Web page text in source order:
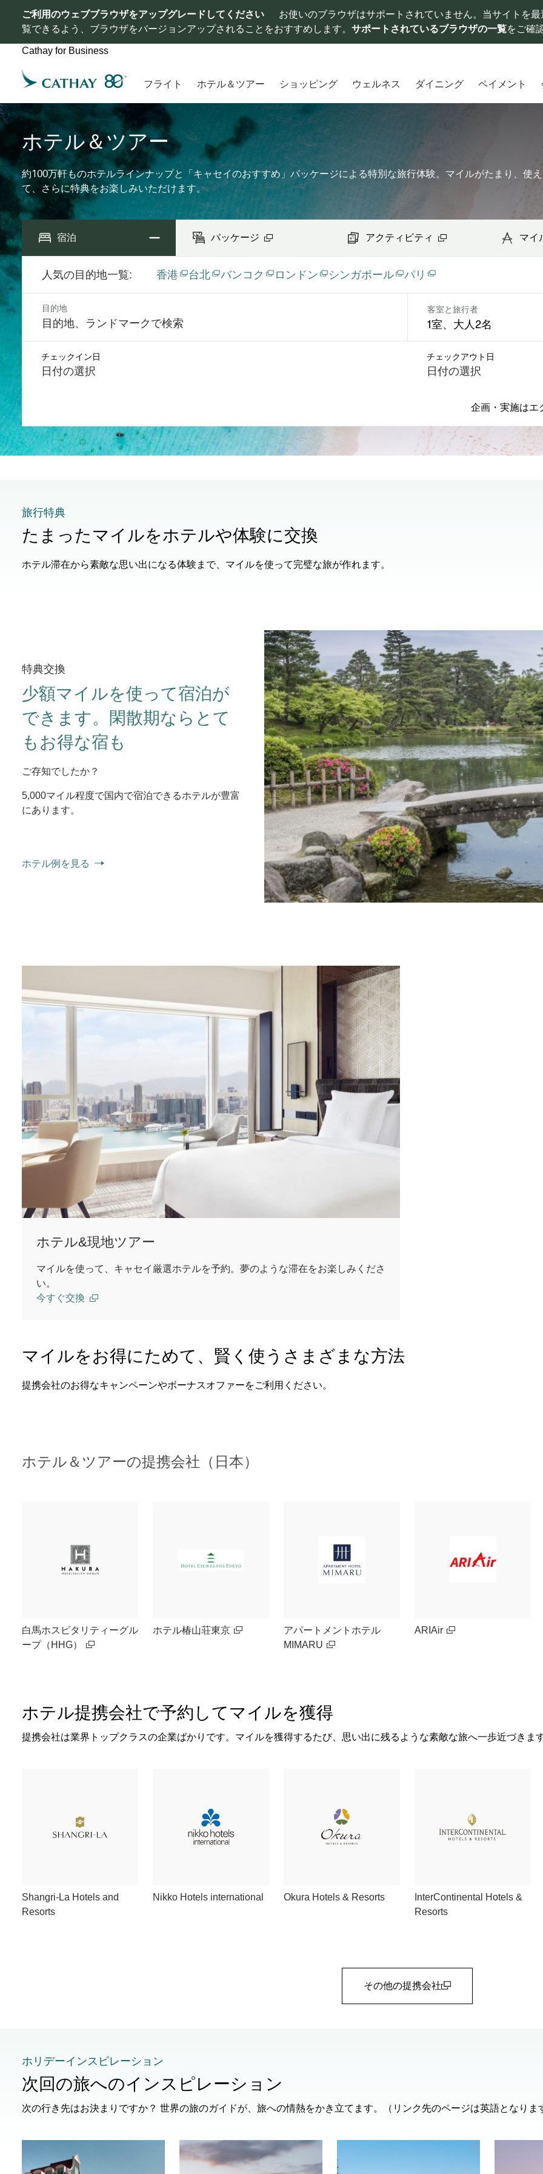
ご利用のウェブブラウザをアップグレードしてください
お使いのブラウザはサポートされていません。当サイトを
覧できるよう、ブラウザをバージョンアップされることをおすすめします。 サポートされているブラウザの一覧をご確
Cathay for Business
フライト ホテル＆ツアー ショッピング ウェルネス ダイニング ペイメント
ホテル＆ツアー
約100万軒ものホテルラインナップと「キャセイのおすすめ」パッケージによる特別な旅行体験。マイルがたまり、使え
て、さらに特典をお楽しみいただけます。
宿泊 パッケージ アクティビティ マイ
人気の目的地一覧 香港 台北 バンコク ロンドン シンガポール パリ
目的地 客室と旅行者
1室、大人2名
チェックイン日
日付の選択
チェックアウト日
日付の選択
企画・実施はエ
旅行特典
たまったマイルをホテルや体験に交換
ホテル滞在から素敵な思い出になる体験まで、マイルを使って完璧な旅が作れます。
特典交換
少額マイルを使って宿泊が
できます。閑散期ならとて
もお得な宿も
ご存知でしたか？
5,000マイル程度で国内で宿泊できるホテルが豊富
にあります。
ホテル例を見る
ホテル&現地ツアー
マイルを使って、キャセイ厳選ホテルを予約。夢のような滞在をお楽しみくださ
い。
今すぐ交換
マイルをお得にためて、賢く使うさまざまな方法
提携会社のお得なキャンペーンやボーナスオファーをご利用ください。
ホテル＆ツアーの提携会社（日本）
白馬ホスピタリティーグル
ープ（HHG）
ホテル椿山荘東京
アパートメントホテル
MIMARU
ARIAir
ホテル提携会社で予約してマイルを獲得
提携会社は業界トップクラスの企業ばかりです。マイルを獲得するたび、思い出に残るような素敵な旅へ一歩近づきま
Shangri-La Hotels and
Resorts
Nikko Hotels international Okura Hotels & Resorts
InterContinental Hotels &
Resorts
その他の提携会社
ホリデーインスピレーション
次回の旅へのインスピレーション
次の行き先はお決まりですか？ 世界の旅のガイドが、旅への情熱をかき立てます。（リンク先のページは英語となりま